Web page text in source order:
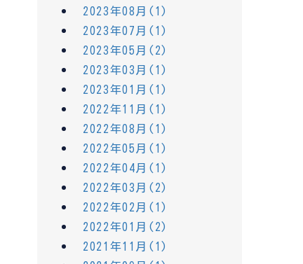
2023年08月(1)
2023年07月(1)
2023年05月(2)
2023年03月(1)
2023年01月(1)
2022年11月(1)
2022年08月(1)
2022年05月(1)
2022年04月(1)
2022年03月(2)
2022年02月(1)
2022年01月(2)
2021年11月(1)